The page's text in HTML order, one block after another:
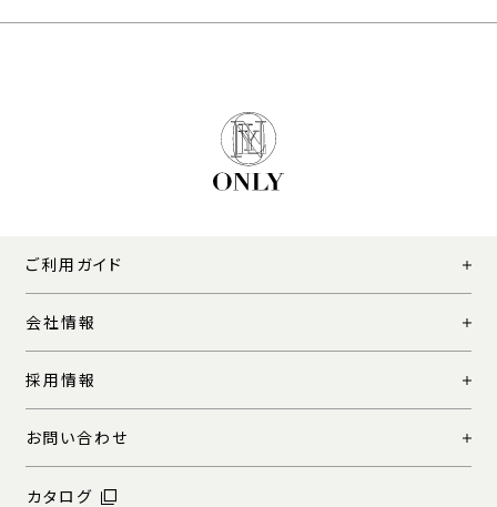
ご利用ガイド
会社情報
採用情報
お問い合わせ
カタログ